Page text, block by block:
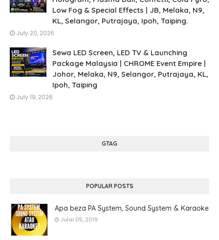
Low Fog & Special Effects | JB, Melaka, N9,
KL, Selangor, Putrajaya, Ipoh, Taiping.
July 20, 2026
Sewa LED Screen, LED TV & Launching
Package Malaysia | CHROME Event Empire |
Johor, Melaka, N9, Selangor, Putrajaya, KL,
Ipoh, Taiping
July 19, 2026
GTAG
POPULAR POSTS
Apa beza PA System, Sound System & Karaoke
Julai 05, 2019